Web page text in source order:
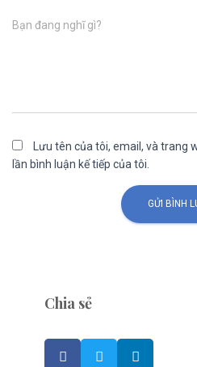
Bạn đang nghĩ gì?
Lưu tên của tôi, email, và trang
lần bình luận kế tiếp của tôi.
Chia sẻ